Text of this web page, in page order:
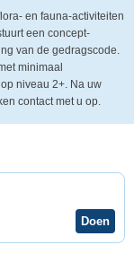
en fauna-activiteiten
een concept-
van de gedragscode.
minimaal
niveau 2+. Na uw
contact met u op.